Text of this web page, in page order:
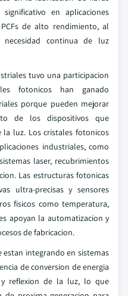
en aplicaciones
de alto rendimiento, al
continua de luz
tuvo una participacion
fotonicos han ganado
porque pueden mejorar
de los dispositivos que
luz. Los cristales fotonicos
industriales, como
laser, recubrimientos
Las estructuras fotonicas
ultra-precisas y sensores
fisicos como temperatura,
apoyan la automatizacion y
de fabricacion.
integrando en sistemas
de conversion de energia
reflexion de la luz, lo que